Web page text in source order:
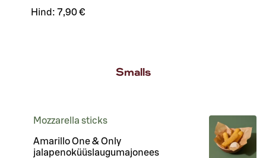
Hind: 7,90 €
Smalls
Mozzarella sticks
Amarillo One & Only
jalapenoküüslaugumajonees